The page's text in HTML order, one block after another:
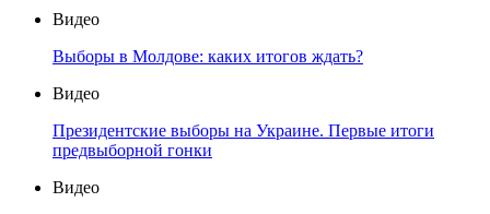
Видео
Выборы в Молдове: каких итогов ждать?
Видео
Президентские выборы на Украине. Первые итоги
предвыборной гонки
Видео